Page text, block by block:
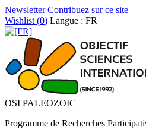
NewsletterContribuez sur ce site
Wishlist (0) Langue : FR
OSI PALEOZOIC
Programme de Recherches